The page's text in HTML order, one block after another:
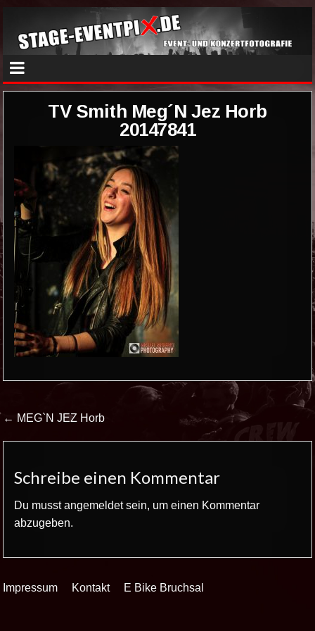
TV Smith Meg´N Jez Horb
20147841
Beitrags-
Navigation
← MEG`N JEZ Horb
Schreibe einen Kommentar
Du musstangemeldetsein, um einen Kommentar
abzugeben.
Impressum Kontakt E Bike Bruchsal